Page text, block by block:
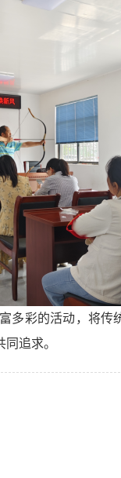
彩的活动，将传
追求。